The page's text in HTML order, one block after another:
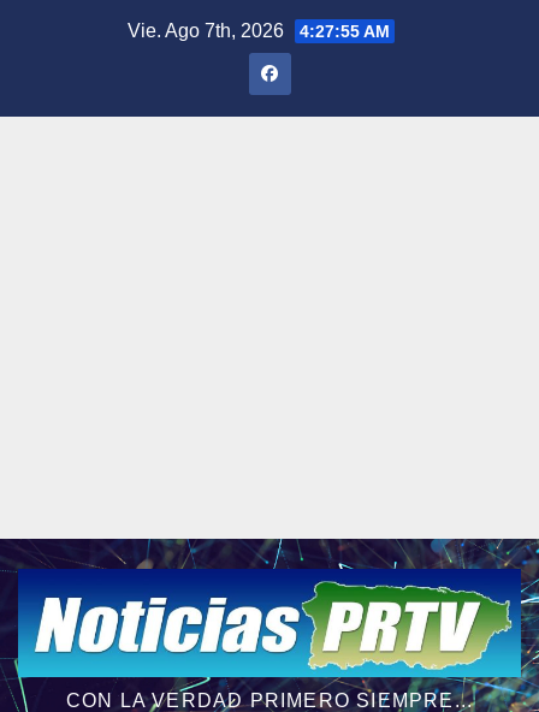
Vie. Ago 7th, 2026 4:27:56 AM
CON LA VERDAD PRIMERO SIEMPRE...